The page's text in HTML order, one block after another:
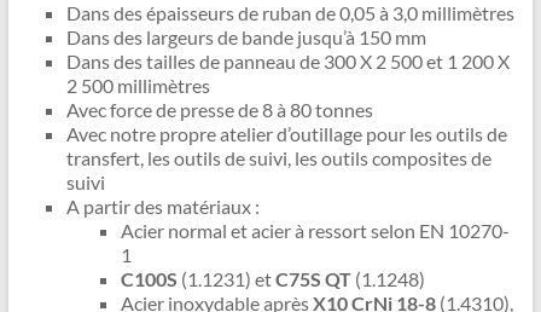
Dans des épaisseurs de ruban de 0,05 à 3,0 millimètres
Dans des largeurs de bande jusqu’à 150 mm
Dans des tailles de panneau de 300 X 2 500 et 1 200 X
2 500 millimètres
Avec force de presse de 8 à 80 tonnes
Avec notre propre atelier d’outillage pour les outils de
transfert, les outils de suivi, les outils composites de
suivi
A partir des matériaux :
Acier normal et acier à ressort selon EN 10270-
1
C100S (1.1231) etC75S QT(1.1248)
Acier inoxydable aprèsX10 CrNi 18-8(1.4310),